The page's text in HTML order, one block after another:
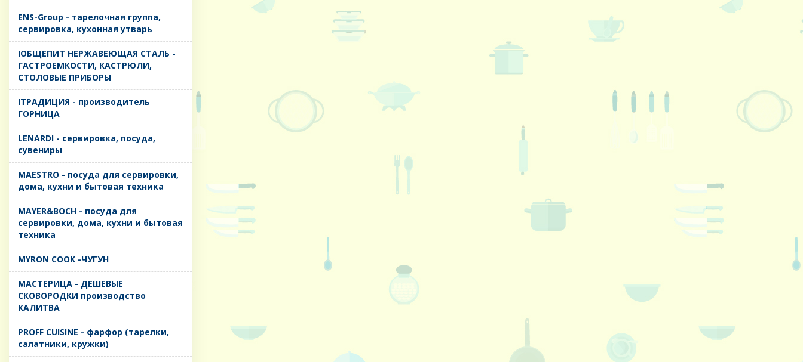
ENS-Group - тарелочная группа,
сервировка, кухонная утварь
IОБЩЕПИТ НЕРЖАВЕЮЩАЯ СТАЛЬ -
ГАСТРОЕМКОСТИ, КАСТРЮЛИ,
СТОЛОВЫЕ ПРИБОРЫ
IТРАДИЦИЯ - производитель
ГОРНИЦА
LENARDI - сервировка, посуда,
сувениры
MAESTRO - посуда для сервировки,
дома, кухни и бытовая техника
MAYER&BOCH - посуда для
сервировки, дома, кухни и бытовая
техника
MYRON COOK -ЧУГУН
MАСТЕРИЦА - ДЕШЕВЫЕ
СКОВОРОДКИ производство
КАЛИТВА
PROFF CUISINE - фарфор (тарелки,
салатники, кружки)